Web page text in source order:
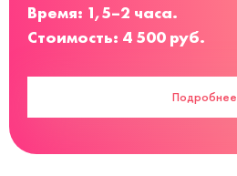
Время: 1,5–2 часа.
Стоимость: 4 500 руб.
Подробнее